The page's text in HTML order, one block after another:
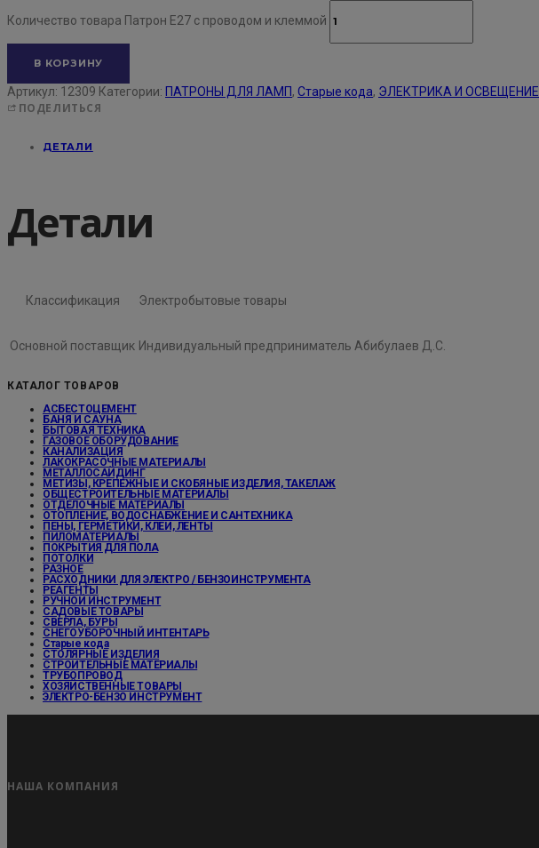
Количество товара Патрон Е27 с проводом и клеммой
В КОРЗИНУ
Артикул: 12309 Категории: ПАТРОНЫ ДЛЯ ЛАМП, Старые кода, ЭЛЕКТРИКА И ОСВЕЩЕНИЕ
ПОДЕЛИТЬСЯ
ДЕТАЛИ
Детали
Классификация Электробытовые товары
Основной поставщик Индивидуальный предприниматель Абибулаев Д.С.
КАТАЛОГ ТОВАРОВ
АСБЕСТОЦЕМЕНТ
БАНЯ И САУНА
БЫТОВАЯ ТЕХНИКА
ГАЗОВОЕ ОБОРУДОВАНИЕ
КАНАЛИЗАЦИЯ
ЛАКОКРАСОЧНЫЕ МАТЕРИАЛЫ
МЕТАЛЛОСАЙДИНГ
МЕТИЗЫ, КРЕПЕЖНЫЕ И СКОБЯНЫЕ ИЗДЕЛИЯ, ТАКЕЛАЖ
ОБЩЕСТРОИТЕЛЬНЫЕ МАТЕРИАЛЫ
ОТДЕЛОЧНЫЕ МАТЕРИАЛЫ
ОТОПЛЕНИЕ, ВОДОСНАБЖЕНИЕ И САНТЕХНИКА
ПЕНЫ, ГЕРМЕТИКИ, КЛЕИ, ЛЕНТЫ
ПИЛОМАТЕРИАЛЫ
ПОКРЫТИЯ ДЛЯ ПОЛА
ПОТОЛКИ
РАЗНОЕ
РАСХОДНИКИ ДЛЯ ЭЛЕКТРО / БЕНЗОИНСТРУМЕНТА
РЕАГЕНТЫ
РУЧНОЙ ИНСТРУМЕНТ
САДОВЫЕ ТОВАРЫ
СВЕРЛА, БУРЫ
СНЕГОУБОРОЧНЫЙ ИНТЕНТАРЬ
Старые кода
СТОЛЯРНЫЕ ИЗДЕЛИЯ
СТРОИТЕЛЬНЫЕ МАТЕРИАЛЫ
ТРУБОПРОВОД
ХОЗЯЙСТВЕННЫЕ ТОВАРЫ
ЭЛЕКТРО-БЕНЗО ИНСТРУМЕНТ
НАША КОМПАНИЯ